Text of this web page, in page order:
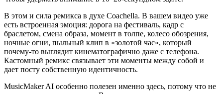
В этом и сила ремикса в духе Coachella. В вашем видео уже
есть встроенная эмоция: дорога на фестиваль, кадр с
браслетом, смена образа, момент в толпе, колесо обозрения,
ночные огни, пыльный клип в «золотой час», который
почему‑то выглядит кинематографично даже с телефона.
Кастомный ремикс связывает эти моменты между собой и
дает посту собственную идентичность.
MusicMaker AI особенно полезен именно здесь, потому что не